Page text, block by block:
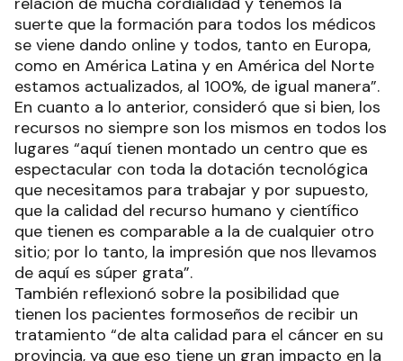
suerte que la formación para todos los médicos
se viene dando online y todos, tanto en Europa,
como en América Latina y en América del Norte
estamos actualizados, al 100%, de igual manera”.
En cuanto a lo anterior, consideró que si bien, los
recursos no siempre son los mismos en todos los
lugares “aquí tienen montado un centro que es
espectacular con toda la dotación tecnológica
que necesitamos para trabajar y por supuesto,
que la calidad del recurso humano y científico
que tienen es comparable a la de cualquier otro
sitio; por lo tanto, la impresión que nos llevamos
de aquí es súper grata”.
También reflexionó sobre la posibilidad que
tienen los pacientes formoseños de recibir un
tratamiento “de alta calidad para el cáncer en su
provincia, ya que eso tiene un gran impacto en la